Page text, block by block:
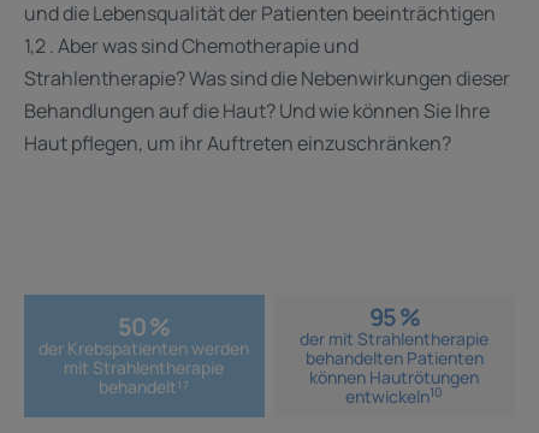
und die Lebensqualität der Patienten beeinträchtigen
1,2 . Aber was sind Chemotherapie und
Strahlentherapie? Was sind die Nebenwirkungen dieser
Behandlungen auf die Haut? Und wie können Sie Ihre
Haut pflegen, um ihr Auftreten einzuschränken?
50 %
der Krebspatienten werden
mit Strahlentherapie
behandelt¹⁷
95 %
der mit Strahlentherapie
behandelten Patienten
können Hautrötungen
entwickeln10